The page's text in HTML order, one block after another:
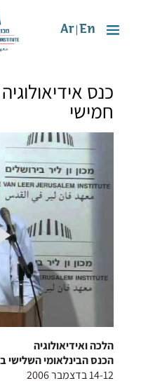
En
Ar
כנס
חמישי
הלכה ואידיאולוגיה
הכנס הבינלאומי השלישי
14-12 בדצמבר 2006